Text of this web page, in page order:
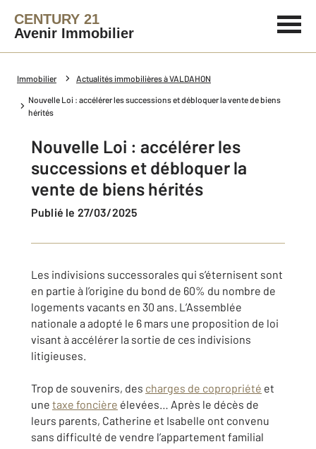
CENTURY 21
Avenir Immobilier
Immobilier Actualités immobilières à VALDAHON
Nouvelle Loi : accélérer les successions et débloquer la vente de biens
hérités
Nouvelle Loi : accélérer les
successions et débloquer la
vente de biens hérités
Publié le 27/03/2025
Les indivisions successorales qui s’éternisent sont
en partie à l’origine du bond de 60% du nombre de
logements vacants en 30 ans. L’Assemblée
nationale a adopté le 6 mars une proposition de loi
visant à accélérer la sortie de ces indivisions
litigieuses.
Trop de souvenirs, des charges de copropriété et
une taxe foncière élevées… Après le décès de
leurs parents, Catherine et Isabelle ont convenu
sans difficulté de vendre l’appartement familial